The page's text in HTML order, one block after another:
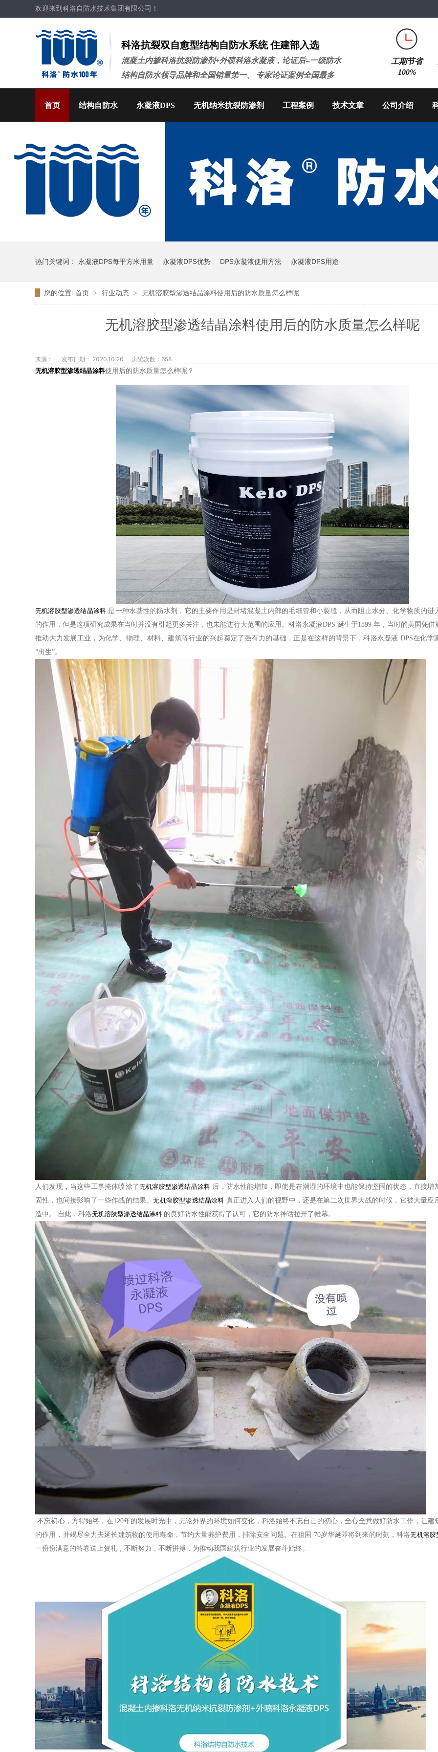
欢迎来到科洛自防水技术集团有限公司！
科洛抗裂双自愈型结构自防水系统 住建部入选
混凝土内掺科洛抗裂防渗剂+外喷科洛永凝液，论证后=一级防水
结构自防水领导品牌和全国销量第一、 专家论证案例全国最多
工期节省
100%
首页 结构自防水 永凝液DPS 无机纳米抗裂防渗剂 工程案例 技术文章 公司介绍
热门关键词： 永凝液DPS每平方米用量 永凝液DPS优势 DPS永凝液使用方法 永凝液DPS用途
您的位置: 首页 > 行业动态 > 无机溶胶型渗透结晶涂料使用后的防水质量怎么样呢
无机溶胶型渗透结晶涂料使用后的防水质量怎么样呢
来源： 发布日期： 2020.10.26 浏览次数： 658
无机溶胶型渗透结晶涂料使用后的防水质量怎么样呢？
无机溶胶型渗透结晶涂料 是一种水基性的防水剂，它的主要作用是封堵混凝土内部的毛细管和小裂缝，从而阻止水分、化学物质的进
的作用，但是这项研究成果在当时并没有引起更多关注，也未能进行大范围的应用。 科洛永凝液DPS 诞生于1899 年，当时的美国凭借
推动大力发展工业，为化学、物理、材料、建筑等行业的兴起奠定了强有力的基础，正是在这样的背景下，科洛永凝液 DPS在化学
“出生”。
人们发现，当这些工事掩体喷涂了无机溶胶型渗透结晶涂料 后，防水性能增加，即使是在潮湿的环境中也能保持坚固的状态，直接增
固性，也间接影响了一些作战的结果。无机溶胶型渗透结晶涂料 真正进入人们的视野中，还是在第二次世界大战的时候，它被大量应
造中。
自此，科洛无机溶胶型渗透结晶涂料 的良好防水性能获得了认可，它的防水神话拉开了帷幕。
不忘初心，方得始终，在120年的发展时光中，无论外界的环境如何变化，科洛始终不忘自己的初心，全心全意做好防水工作，让建
的作用，并竭尽全力去延长建筑物的使用寿命，节约大量养护费用，排除安全问题。在祖国 70岁华诞即将到来的时刻，科洛无机溶胶
一份份满意的答卷送上贺礼，不断努力，不断拼搏，为推动我国建筑行业的发展奋斗始终。